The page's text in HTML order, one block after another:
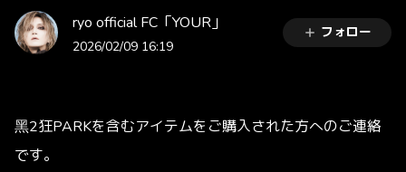
ryo official FC「YOUR」
2026/02/09 16:19
フォロー
黑2狂PARKを含むアイテムをご購入された方へのご連絡
です。